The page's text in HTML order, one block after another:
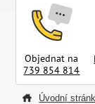
Objednat na
739 854 814
Úvodní